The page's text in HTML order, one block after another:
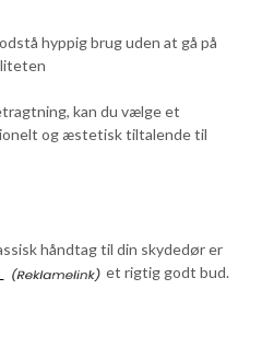
hyppig brug uden at gå på
kan du vælge et
og æstetisk tiltalende til
håndtag til din skydedør er
et rigtig godt bud.